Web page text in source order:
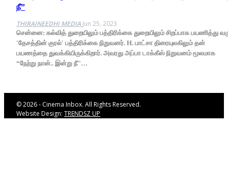
நீ”
THIRAINEEDHI MEDIA Jun 25, 2023
சென்னை: கல்வித் துறையிலும் பத்திரிக்கை துறையிலும் சிறப்பாக பயணித்து
'தேசத்தின் குரல்' பத்திரிக்கை நிறுவனர். H. பாட்சா திரையுலகிலும் தன்
பயணத்தை துவக்கியிருக்கிறார். அவரது அப்பா டாக்கீஸ் நிறுவனம் மூலமாக
“நேற்று நான்.. இன்று நீ"…
© 2026 - Cinema Inbox. All Rights Reserved.
Website Design: TRENDSZ UP